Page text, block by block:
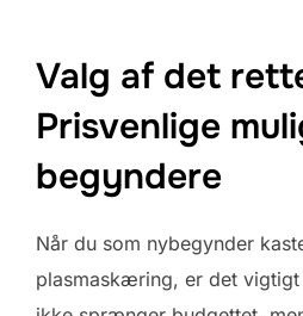
Valg af det
Prisvenlige
begyndere
Når du som nybegynder
plasmaskæring, er det